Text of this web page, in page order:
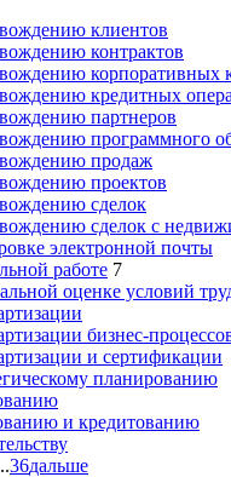
клиентов
контрактов
корпоративных
кредитных
партнеров
программного
продаж
проектов
сделок
сделок с
электронной почты
работе 7
оценке условий
бизнес-
и сертификации
планированию
и кредитованию
36дальше